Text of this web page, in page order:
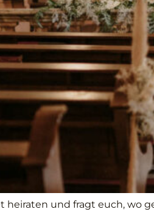
heiraten und fragt euch, wo